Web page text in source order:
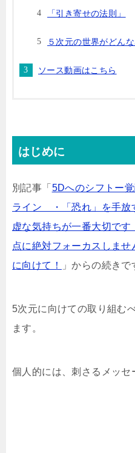
「引き寄せの法則」
５次元の世界がどん
ソース動画はこちら
はじめに
別記事「 5Dへのシフトー
ライン ・「恐れ」を手放
虚な気持ちが一番大切です
点に絶対フォーカスしませ
に向けて！
」からの続きで
5次元に向けての取り組む
ます。
個人的には、刺さるメッセ